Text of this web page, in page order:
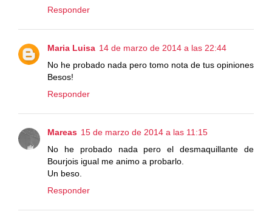
Responder
Maria Luisa 14 de marzo de 2014 a las 22:44
No he probado nada pero tomo nota de tus opiniones
Besos!
Responder
Mareas 15 de marzo de 2014 a las 11:15
No he probado nada pero el desmaquillante de
Bourjois igual me animo a probarlo.
Un beso.
Responder